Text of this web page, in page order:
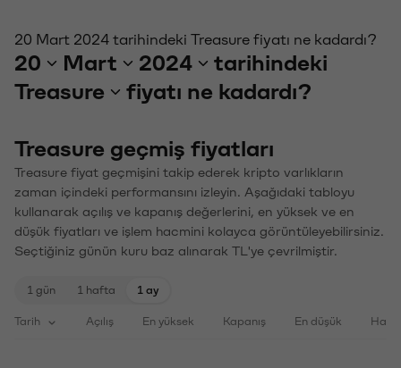
20 Mart 2024 tarihindeki Treasure fiyatı ne kadardı?
20 Mart 2024
tarihindeki
Treasure
fiyatı ne kadardı?
Treasure geçmiş fiyatları
Treasure fiyat geçmişini takip ederek kripto varlıkların
zaman içindeki performansını izleyin. Aşağıdaki tabloyu
kullanarak açılış ve kapanış değerlerini, en yüksek ve en
düşük fiyatları ve işlem hacmini kolayca görüntüleyebilirsiniz.
Seçtiğiniz günün kuru baz alınarak TL'ye çevrilmiştir.
1 gün 1 hafta 1 ay
Tarih Açılış En yüksek Kapanış En düşük